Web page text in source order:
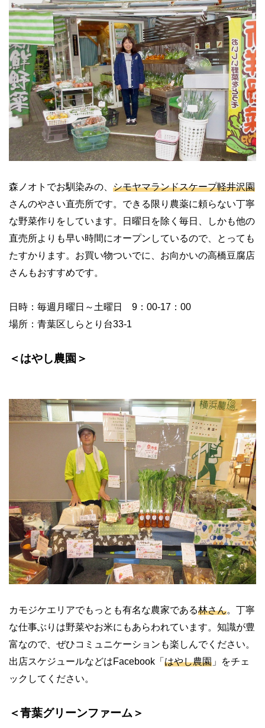
森ノオトでお馴染みの、 シモヤマランドスケープ軽井沢園
さんのやさい直売所です。できる限り農薬に頼らない丁寧
な野菜作りをしています。日曜日を除く毎日、しかも他の
直売所よりも早い時間にオープンしているので、とっても
たすかります。お買い物ついでに、お向かいの高橋豆腐店
さんもおすすめです。
日時：毎週月曜日～土曜日 9 ： 00-17 ： 00
場所：青葉区しらとり台33-1
＜はやし農園＞
カモジケエリアでもっとも有名な農家である林さん。丁寧
な仕事ぶりは野菜やお米にもあらわれています。知識が豊
富なので、ぜひコミュニケーションも楽しんでください。
出店スケジュールなどはFacebook 「 はやし農園 」をチェ
ックしてください。
＜青葉グリーンファーム＞